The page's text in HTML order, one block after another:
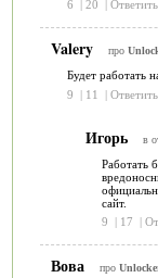
6 20 Ответить
Valery про
Будет работать
9
| 11 | Ответить
Игорь в
Работать
сайт.
9
| 17 |
Вова про